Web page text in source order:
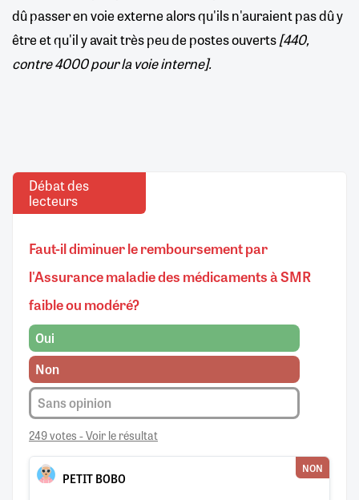
dû passer en voie externe alors qu'ils n'auraient pas dû y
être et qu'il y avait très peu de postes ouverts[440,
contre 4000 pour la voie interne].
Débat des
lecteurs
Faut-il diminuer le remboursement par
l'Assurance maladie des médicaments à SMR
faible ou modéré?
Oui
Non
Sans opinion
249 votes - Voir le résultat
PETIT BOBO
NON